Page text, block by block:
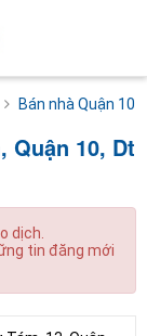
Bán nhà Quận 10
Quận 10, Dt
dịch.
tin đăng mới